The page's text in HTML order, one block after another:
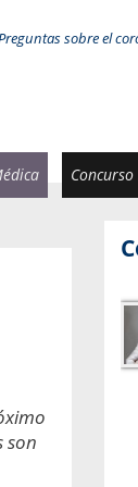
sobre el
son
la